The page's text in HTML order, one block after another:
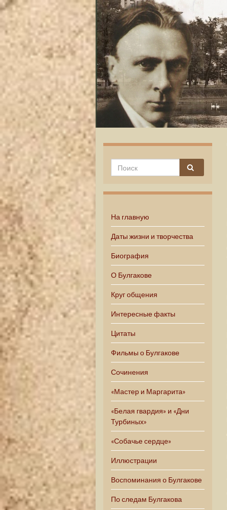
На главную
Даты жизни и творчества
Биография
О Булгакове
Круг общения
Интересные факты
Цитаты
Фильмы о Булгакове
Сочинения
«Мастер и Маргарита»
«Белая гвардия» и «Дни
Турбиных»
«Собачье сердце»
Иллюстрации
Воспоминания о Булгакове
По следам Булгакова